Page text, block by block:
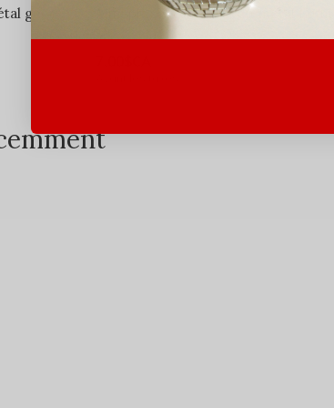
géo -
Mini pince à cheveux en métal Luna -